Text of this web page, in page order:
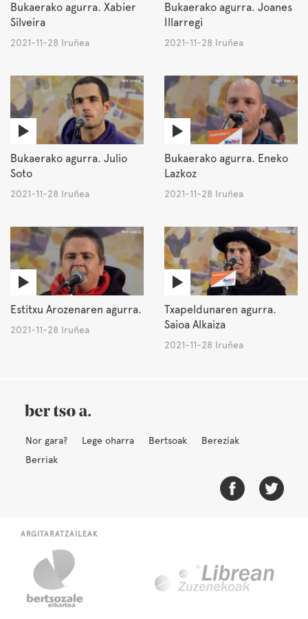
Bukaerako agurra. Xabier
Silveira
2021-11-28 Iruñea
Bukaerako agurra. Joanes
Illarregi
2021-11-28 Iruñea
Bukaerako agurra. Julio
Soto
2021-11-28 Iruñea
Bukaerako agurra. Eneko
Lazkoz
2021-11-28 Iruñea
Estitxu Arozenaren agurra.
2021-11-28 Iruñea
Txapeldunaren agurra.
Saioa Alkaiza
2021-11-28 Iruñea
Nor gara? Lege oharra Bertsoak
Bereziak
Berriak
ARGITARATZAILEAK